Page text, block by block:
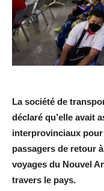
La société de
déclaré qu’elle avait
interprovinciaux
passagers de retour
voyages du Nouvel
travers le pays.